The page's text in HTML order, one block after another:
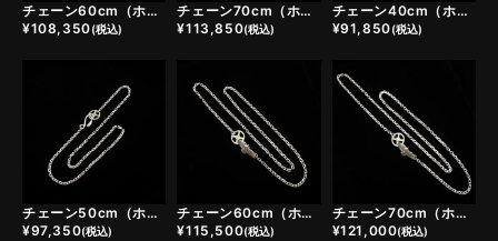
チェーン60cm（ホイール小＋イーグルヘッドフック）
¥108,350(税込)
チェーン70cm（ホイール小＋イーグルヘッドフック）
¥113,850(税込)
チェーン40cm（ホイール小＋イーグルヘッドフック）
¥91,850(税込)
チェーン50cm（ホイール小＋イーグルヘッドフック）
¥97,350(税込)
チェーン60cm（ホイール小＋ヤングイーグルフック）
¥115,500(税込)
チェーン70cm（ホイール小＋ヤングイーグルフック）
¥121,000(税込)